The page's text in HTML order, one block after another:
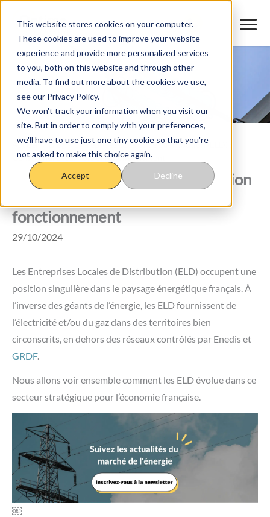
This website stores cookies on your computer.
These cookies are used to improve your website
experience and provide more personalized services
to you, both on this website and through other
media. To find out more about the cookies we use,
see our Privacy Policy.
We won't track your information when you visit our
site. But in order to comply with your preferences,
we'll have to use just one tiny cookie so that you're
not asked to make this choice again.
Accept Decline
contenu
Accueil>Blog>Entreprises Locales de Distribution (ELD) :
Comprendre leur rôle et fonctionnement
Entreprises Locales de Distribution
fonctionnement
29/10/2024
Les Entreprises Locales de Distribution (ELD) occupent une
position singulière dans le paysage énergétique français. À
l’inverse des géants de l’énergie, les ELD fournissent de
l’électricité et/ou du gaz dans des territoires bien
circonscrits, en dehors des réseaux contrôlés par Enedis et
GRDF.
Nous allons voir ensemble comment les ELD évolue dans ce
secteur stratégique pour l’économie française.
￼